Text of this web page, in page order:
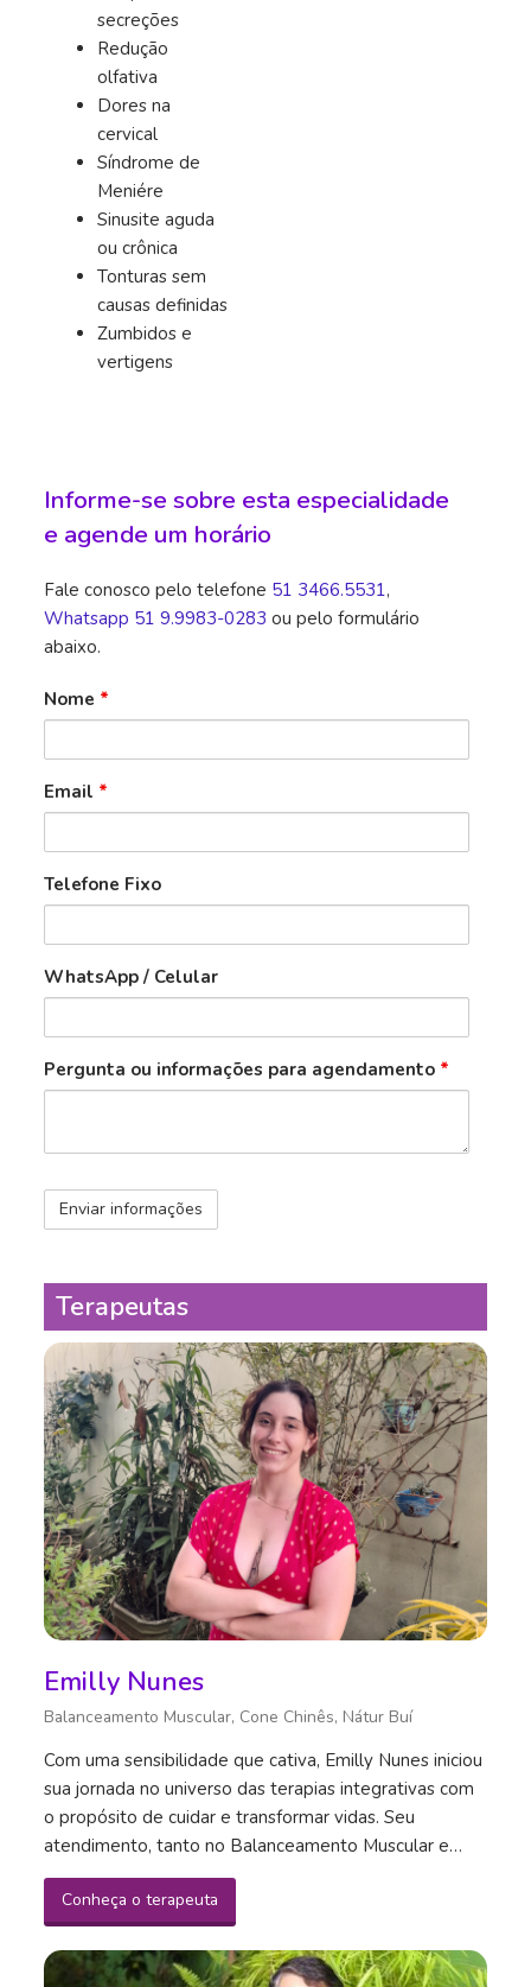
secreções
Redução
olfativa
Dores na
cervical
Síndrome de
Meniére
Sinusite aguda
ou crônica
Tonturas sem
causas definidas
Zumbidos e
vertigens
Informe-se sobre esta especialidade
e agende um horário
Fale conosco pelo telefone 51 3466.5531,
Whatsapp 51 9.9983-0283 ou pelo formulário
abaixo.
Nome *
Email *
Telefone Fixo
WhatsApp / Celular
Pergunta ou informações para agendamento *
Anti-
Spam
Terapeutas
Emilly Nunes
Balanceamento Muscular, Cone Chinês, Nátur Buí
Com uma sensibilidade que cativa, Emilly Nunes iniciou
sua jornada no universo das terapias integrativas com
o propósito de cuidar e transformar vidas. Seu
atendimento, tanto no Balanceamento Muscular e…
Conheça o terapeuta